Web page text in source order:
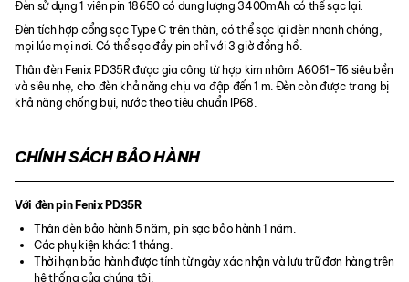
Đèn sử dụng 1 viên pin 18650 có dung lượng 3400mAh có thể sạc lại.
Đèn tích hợp cổng sạc Type C trên thân, có thể sạc lại đèn nhanh chóng,
mọi lúc mọi nơi. Có thể sạc đầy pin chỉ với 3 giờ đồng hồ.
Thân đèn Fenix PD35R được gia công từ hợp kim nhôm A6061-T6 siêu bền
và siêu nhẹ, cho đèn khả năng chịu va đập đến 1 m. Đèn còn được trang bị
khả năng chống bụi, nước theo tiêu chuẩn IP68.
CHÍNH SÁCH BẢO HÀNH
Với đèn pin Fenix PD35R
Thân đèn bảo hành 5 năm, pin sạc bảo hành 1 năm.
Các phụ kiện khác: 1 tháng.
Thời hạn bảo hành được tính từ ngày xác nhận và lưu trữ đơn hàng trên
hệ thống của chúng tôi.